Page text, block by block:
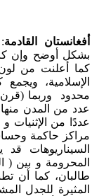
أفغانستان القادمة
بشكل أوضح وإن
كما أعلنت من
الإسلامية،
محدود وربما
عدد من المدن
عددًا من
مراكز حاكمة
السيناريوهات قد
المحرومة و بين
طالبان، كما أن
المثيرة للجدل